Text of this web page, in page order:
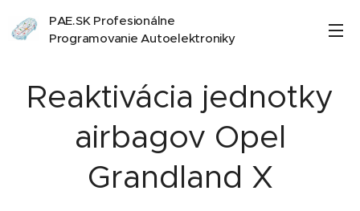
PAE.SK Profesionálne
Programovanie Autoelektroniky
Reaktivácia jednotky
airbagov Opel
Grandland X